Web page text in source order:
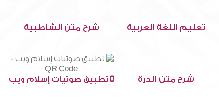
تعليم اللغة العربية شرح متن الشاطبية
شرح متن الدرة تطبيق صوتيات إسلام ويب